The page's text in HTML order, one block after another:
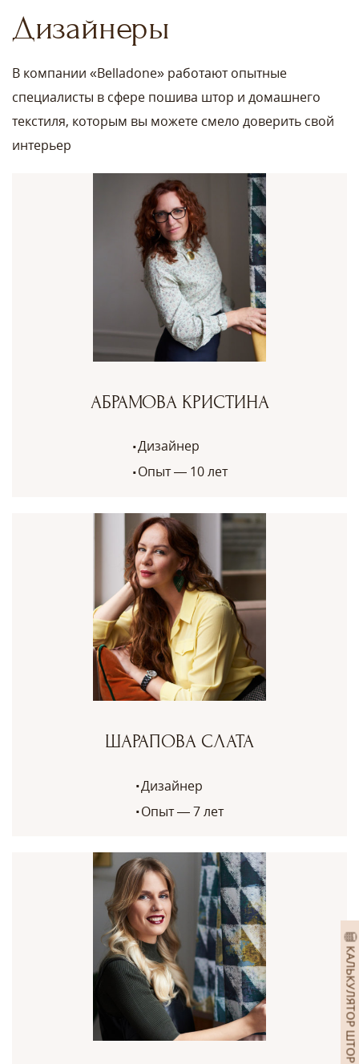
КАЛЬКУЛЯТОР ШТОР
Дизайнеры
В компании «Belladone» работают опытные
специалисты в сфере пошива штор и домашнего
текстиля, которым вы можете смело доверить свой
интерьер
АБРАМОВА КРИСТИНА
Дизайнер
Опыт — 10 лет
ШАРАПОВА СЛАТА
Дизайнер
Опыт — 7 лет